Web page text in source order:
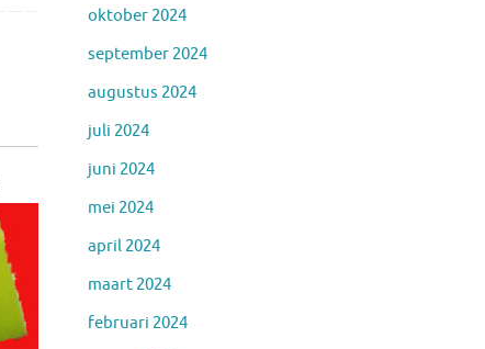
oktober 2024
september 2024
augustus 2024
juli 2024
juni 2024
mei 2024
april 2024
maart 2024
februari 2024